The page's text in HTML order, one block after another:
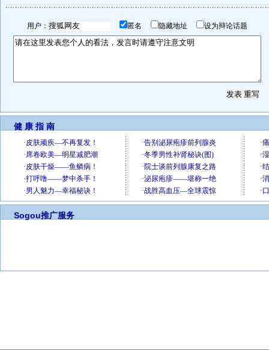
用户： 匿名 隐藏地址 设为辩论话题
健 康 指 南
Sogou推广服务